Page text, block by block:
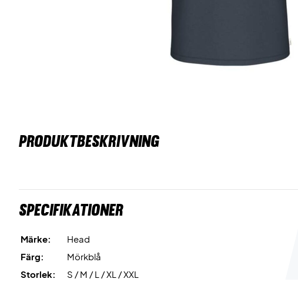
PRODUKTBESKRIVNING
Specifikationer
Märke:
Head
Färg:
Mörkblå
Storlek:
S / M / L / XL / XXL